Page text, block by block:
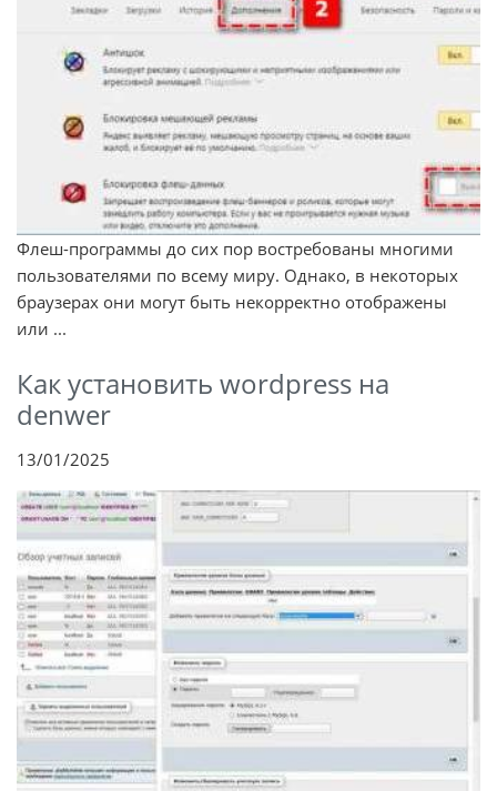
Флеш-программы до сих пор востребованы многими
пользователями по всему миру. Однако, в некоторых
браузерах они могут быть некорректно отображены
или ...
Как установить wordpress на
denwer
13/01/2025